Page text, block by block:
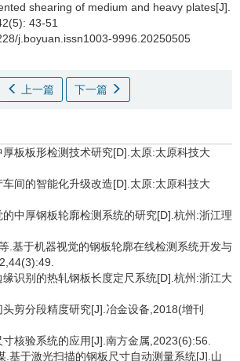
shearing of medium and heavy plates[J].
43-51
j.boyuan.issn1003-9996.20250505
上一篇 下一篇
板板形检测技术研究[D].太原:太原科技大
间的智能化升级改造[D].太原:太原科技大
中厚钢板轮廓检测系统的研究[D].杭州:浙江理
.基于机器视觉的钢板轮廓在线检测系统开发与
识别的热轧钢板长度定尺系统[D].杭州:浙江大
剪分段精度研究[J].冶金设备,2018(增刊
核验系统的应用[J].南方金属,2023(6):56.
.基于激光扫描的钢板尺寸自动测量系统[J].山